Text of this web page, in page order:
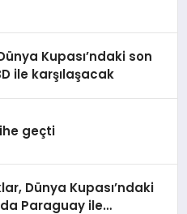
Kupası’ndaki son
ile karşılaşacak
geçti
Dünya Kupası’ndaki
Paraguay ile